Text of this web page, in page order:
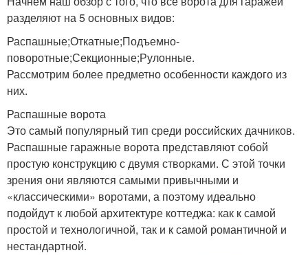
разделяют на 5 основных видов:
Распашные;Откатные;Подъемно-
поворотные;Секционные;Рулонные.
Рассмотрим более предметно особенности каждого из
них.
Распашные ворота
Это самый популярный тип среди российских дачников.
Распашные гаражные ворота представляют собой
простую конструкцию с двумя створками. С этой точки
зрения они являются самыми привычными и
«классическими» воротами, а поэтому идеально
подойдут к любой архитектуре коттеджа: как к самой
простой и технологичной, так и к самой романтичной и
нестандартной.